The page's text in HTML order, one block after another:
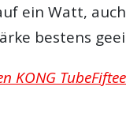
ein Watt,
bestens
KONG